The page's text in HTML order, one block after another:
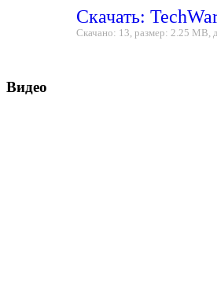
Скачать:
Скачано: 13, размер: 2.25 MB,
Видео